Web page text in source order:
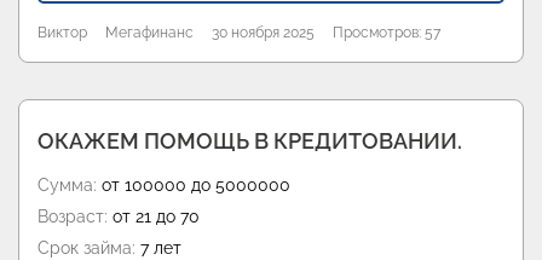
Виктор Мегафинанс 30 ноября 2025 Просмотров: 57
ОКАЖЕМ ПОМОЩЬ В КРЕДИТОВАНИИ.
Сумма: от 100000 до 5000000
Возраст: от 21 до 70
Срок займа: 7 лет